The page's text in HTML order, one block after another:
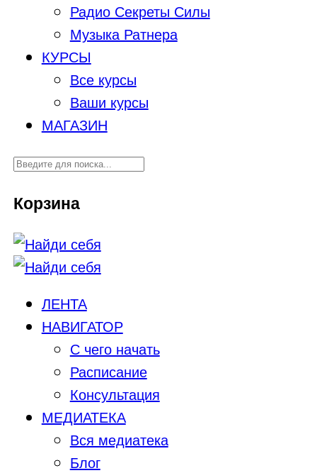
Радио Секреты Силы
Музыка Ратнера
КУРСЫ
Все курсы
Ваши курсы
МАГАЗИН
Корзина
ЛЕНТА
НАВИГАТОР
С чего начать
Расписание
Консультация
МЕДИАТЕКА
Вся медиатека
Блог